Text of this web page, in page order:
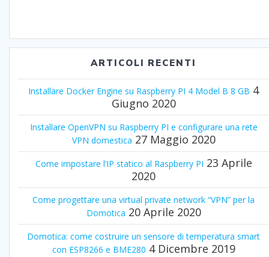
ARTICOLI RECENTI
Installare Docker Engine su Raspberry PI 4 Model B 8 GB 4
Giugno 2020
Installare OpenVPN su Raspberry PI e configurare una rete
VPN domestica 27 Maggio 2020
Come impostare l’IP statico al Raspberry PI 23 Aprile
2020
Come progettare una virtual private network “VPN” per la
Domotica 20 Aprile 2020
Domotica: come costruire un sensore di temperatura smart
con ESP8266 e BME280 4 Dicembre 2019